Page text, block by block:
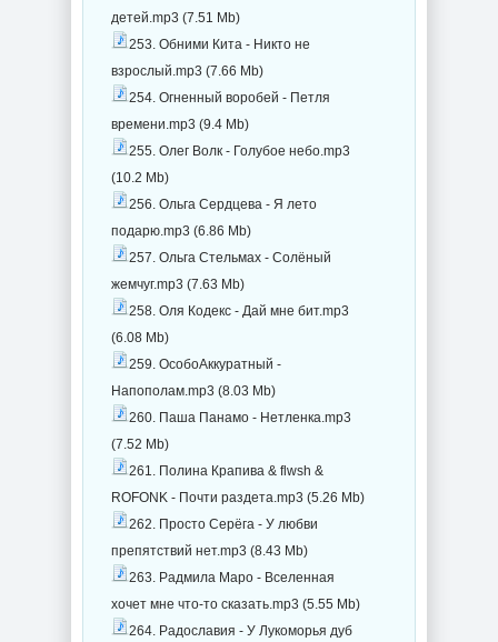
детей.mp3 (7.51 Mb)
253. Обними Кита - Никто не
взрослый.mp3 (7.66 Mb)
254. Огненный воробей - Петля
времени.mp3 (9.4 Mb)
255. Олег Волк - Голубое небо.mp3
(10.2 Mb)
256. Ольга Сердцева - Я лето
подарю.mp3 (6.86 Mb)
257. Ольга Стельмах - Солёный
жемчуг.mp3 (7.63 Mb)
258. Оля Кодекс - Дай мне бит.mp3
(6.08 Mb)
259. ОсобоАккуратный -
Напополам.mp3 (8.03 Mb)
260. Паша Панамо - Нетленка.mp3
(7.52 Mb)
261. Полина Крапива & flwsh &
ROFONK - Почти раздета.mp3 (5.26 Mb)
262. Просто Серёга - У любви
препятствий нет.mp3 (8.43 Mb)
263. Радмила Маро - Вселенная
хочет мне что-то сказать.mp3 (5.55 Mb)
264. Радославия - У Лукоморья дуб